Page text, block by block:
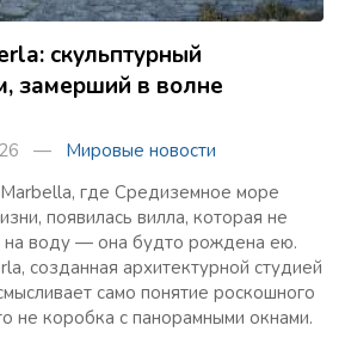
скульптурный
замерший в волне
— Мировые новости
где Средиземное море
появилась вилла, которая не
на воду — она будто рождена ею.
созданная архитектурной студией
само понятие роскошного
не коробка с панорамными окнами.